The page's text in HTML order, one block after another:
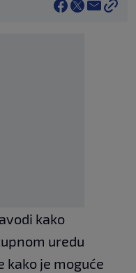
kako
uredu
kako je moguće